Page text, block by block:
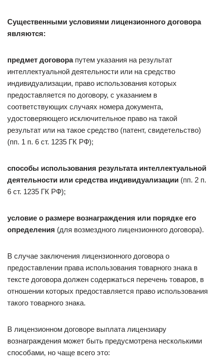
Существенными условиями лицензионного договора
являются:
предмет договорапутем указания на результат
интеллектуальной деятельности или на средство
индивидуализации, право использования которых
предоставляется по договору, с указанием в
соответствующих случаях номера документа,
удостоверяющего исключительное право на такой
результат или на такое средство (патент, свидетельство)
(пп. 1 п. 6 ст. 1235 ГК РФ);
способы использования результата интеллектуальной
деятельности или средства индивидуализации (пп. 2 п.
6 ст. 1235 ГК РФ);
условие о размере вознаграждения или порядке его
определения (для возмездного лицензионного договора).
В случае заключения лицензионного договора о
предоставлении права использования товарного знака в
тексте договора должен содержаться перечень товаров, в
отношении которых предоставляется право использования
такого товарного знака.
В лицензионном договоре выплата лицензиару
вознаграждения может быть предусмотрена несколькими
способами, но чаще всего это: